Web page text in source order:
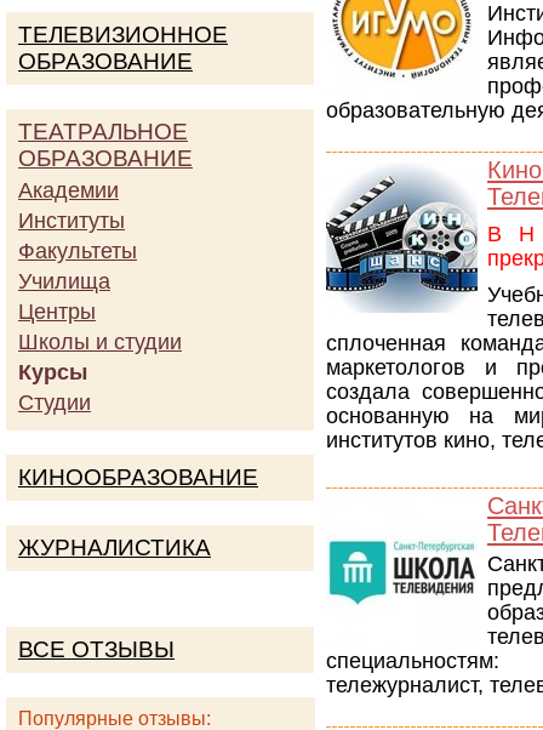
образовательную
В Н
сплоченная
маркетологов и
создала
основанную на
институтов кино,
тележурналист,
ТЕЛЕВИЗИОННОЕ
ОБРАЗОВАНИЕ
ТЕАТРАЛЬНОЕ
ОБРАЗОВАНИЕ
Академии
Институты
Факультеты
Училища
Центры
Школы и студии
Курсы
Студии
КИНООБРАЗОВАНИЕ
ЖУРНАЛИСТИКА
ВСЕ ОТЗЫВЫ
Популярные отзывы: